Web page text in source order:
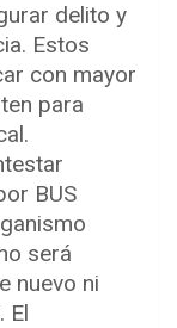
delito y
Estos
con mayor
para
BUS
será
nuevo ni
El